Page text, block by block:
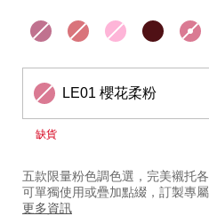
1012356110.html
1012356110SHI
LE01 櫻花柔粉
缺貨
五款限量粉色調色選，完美襯托各
可單獨使用或疊加點綴，訂製專屬
更多資訊